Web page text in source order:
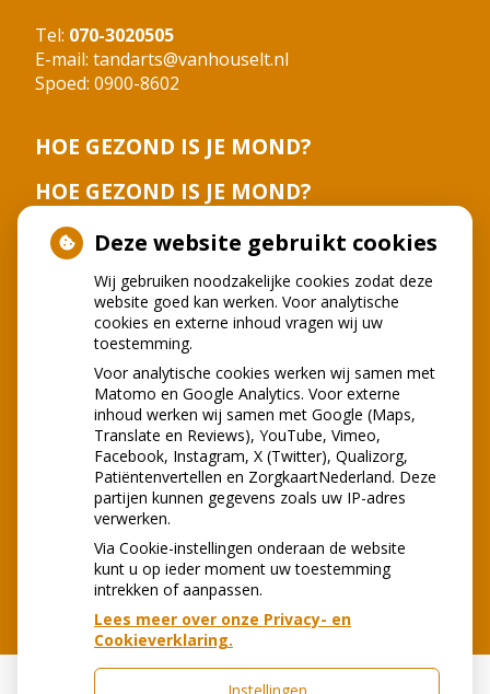
Tel: 070-3020505
E-mail: tandarts@vanhouselt.nl
Spoed: 0900-8602
HOE GEZOND IS JE MOND?
HOE GEZOND IS JE MOND?
Deze website gebruikt cookies
Wij gebruiken noodzakelijke cookies zodat deze
website goed kan werken. Voor analytische
cookies en externe inhoud vragen wij uw
toestemming.
Voor analytische cookies werken wij samen met
Matomo en Google Analytics. Voor externe
inhoud werken wij samen met Google (Maps,
Translate en Reviews), YouTube, Vimeo,
Facebook, Instagram, X (Twitter), Qualizorg,
Patiëntenvertellen en ZorgkaartNederland. Deze
partijen kunnen gegevens zoals uw IP-adres
verwerken.
Via Cookie-instellingen onderaan de website
kunt u op ieder moment uw toestemming
intrekken of aanpassen.
Lees meer over onze Privacy- en
Cookieverklaring.
Instellingen